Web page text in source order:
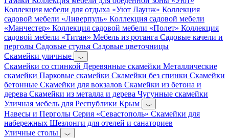
Коллекция мебели для отдыха «Уют Лаунж» Коллекция
садовой мебели «Ливерпуль» Коллекция садовой мебели
«Манчестер» Коллекция садовой мебели «Полет» Коллекция
садовой мебели «Титан» Мебель из ротанга Садовые качели и
перголы Садовые стулья Садовые цветочницы
Скамейки уличные
Скамейки со спинкой Деревянные скамейки Металлические
скамейки Парковые скамейки Скамейки без спинки Скамейки
бетонные Скамейки для вокзалов Скамейки из бетона и
дерева Скамейки из металла и дерева Чугунные скамейки
Уличная мебель для Республики Крым
Навесы и Перголы Серия «Севастополь» Скамейки для
набережных Шезлонги для отелей и санаториев
Уличные столы